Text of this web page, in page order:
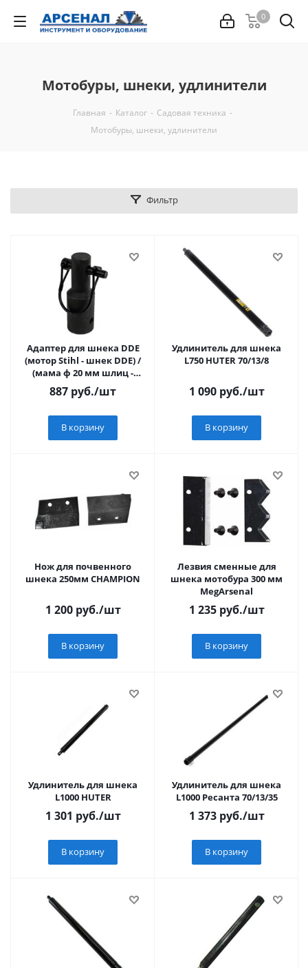
0
Мотобуры, шнеки, удлинители
Главная - Каталог - Садовая техника -
Мотобуры, шнеки, удлинители
Фильтр
Адаптер для шнека DDE
(мотор Stihl - шнек DDE) /
(мама ф 20 мм шлиц -
папа ф 20 мм)
887 руб./шт
В корзину
Удлинитель для шнека
L750 HUTER 70/13/8
1 090руб./шт
В корзину
Нож для почвенного
шнека 250мм CHAMPION
1 200руб./шт
В корзину
Лезвия сменные для
шнека мотобура 300 мм
MegArsenal
1 235руб./шт
В корзину
Удлинитель для шнека
L1000 HUTER
1 301 руб./шт
В корзину
Удлинитель для шнека
L1000 Ресанта 70/13/35
1 373руб./шт
В корзину